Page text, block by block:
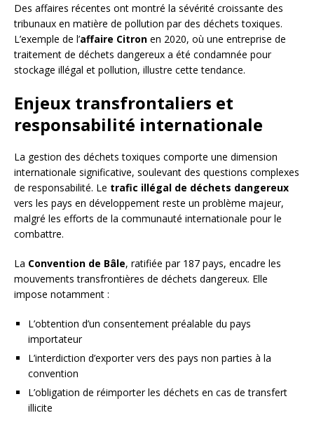
Des affaires récentes ont montré la sévérité croissante des
tribunaux en matière de pollution par des déchets toxiques.
L’exemple de l’affaire Citron en 2020, où une entreprise de
traitement de déchets dangereux a été condamnée pour
stockage illégal et pollution, illustre cette tendance.
Enjeux transfrontaliers et
responsabilité internationale
La gestion des déchets toxiques comporte une dimension
internationale significative, soulevant des questions complexes
de responsabilité. Le trafic illégal de déchets dangereux
vers les pays en développement reste un problème majeur,
malgré les efforts de la communauté internationale pour le
combattre.
La Convention de Bâle, ratifiée par 187 pays, encadre les
mouvements transfrontières de déchets dangereux. Elle
impose notamment :
L’obtention d’un consentement préalable du pays
importateur
L’interdiction d’exporter vers des pays non parties à la
convention
L’obligation de réimporter les déchets en cas de transfert
illicite